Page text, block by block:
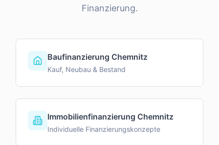
Finanzierung.
Baufinanzierung Chemnitz
Kauf, Neubau & Bestand
Immobilienfinanzierung Chemnitz
Individuelle Finanzierungskonzepte